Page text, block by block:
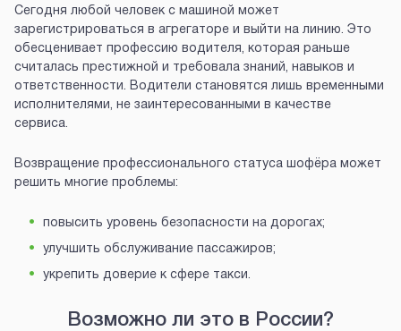
Сегодня любой человек с машиной может
зарегистрироваться в агрегаторе и выйти на линию. Это
обесценивает профессию водителя, которая раньше
считалась престижной и требовала знаний, навыков и
ответственности. Водители становятся лишь временными
исполнителями, не заинтересованными в качестве
сервиса.
Возвращение профессионального статуса шофёра может
решить многие проблемы:
повысить уровень безопасности на дорогах;
улучшить обслуживание пассажиров;
укрепить доверие к сфере такси.
Возможно ли это в России?